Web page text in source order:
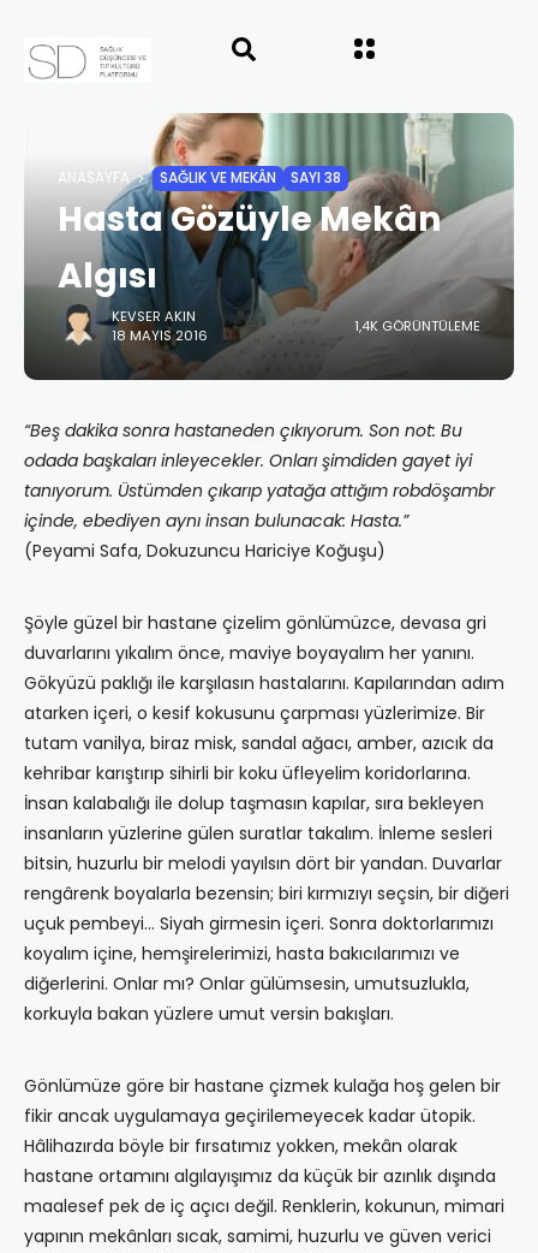
ANASAYFA SAĞLIK VE MEKÂN SAYI 38
Hasta Gözüyle Mekân
Algısı
KEVSER AKIN
18 MAYIS 2016
1,4K GÖRÜNTÜLEME
“Beş dakika sonra hastaneden çıkıyorum. Son not: Bu
odada başkaları inleyecekler. Onları şimdiden gayet iyi
tanıyorum. Üstümden çıkarıp yatağa attığım robdöşambr
içinde, ebediyen aynı insan bulunacak: Hasta.”
(Peyami Safa, Dokuzuncu Hariciye Koğuşu)
Şöyle güzel bir hastane çizelim gönlümüzce, devasa gri
duvarlarını yıkalım önce, maviye boyayalım her yanını.
Gökyüzü paklığı ile karşılasın hastalarını. Kapılarından adım
atarken içeri, o kesif kokusunu çarpması yüzlerimize. Bir
tutam vanilya, biraz misk, sandal ağacı, amber, azıcık da
kehribar karıştırıp sihirli bir koku üfleyelim koridorlarına.
İnsan kalabalığı ile dolup taşmasın kapılar, sıra bekleyen
insanların yüzlerine gülen suratlar takalım. İnleme sesleri
bitsin, huzurlu bir melodi yayılsın dört bir yandan. Duvarlar
rengârenk boyalarla bezensin; biri kırmızıyı seçsin, bir diğeri
uçuk pembeyi… Siyah girmesin içeri. Sonra doktorlarımızı
koyalım içine, hemşirelerimizi, hasta bakıcılarımızı ve
diğerlerini. Onlar mı? Onlar gülümsesin, umutsuzlukla,
korkuyla bakan yüzlere umut versin bakışları.
Gönlümüze göre bir hastane çizmek kulağa hoş gelen bir
fikir ancak uygulamaya geçirilemeyecek kadar ütopik.
Hâlihazırda böyle bir fırsatımız yokken, mekân olarak
hastane ortamını algılayışımız da küçük bir azınlık dışında
maalesef pek de iç açıcı değil. Renklerin, kokunun, mimari
yapının mekânları sıcak, samimi, huzurlu ve güven verici